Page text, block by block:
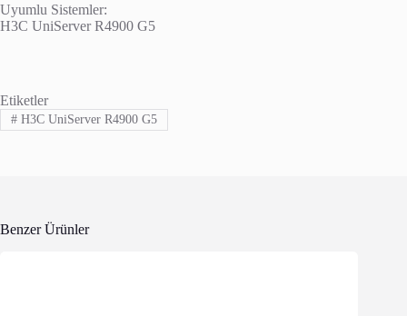
Uyumlu Sistemler:
H3C UniServer R4900 G5
Etiketler
#H3C UniServer R4900 G5
Benzer Ürünler